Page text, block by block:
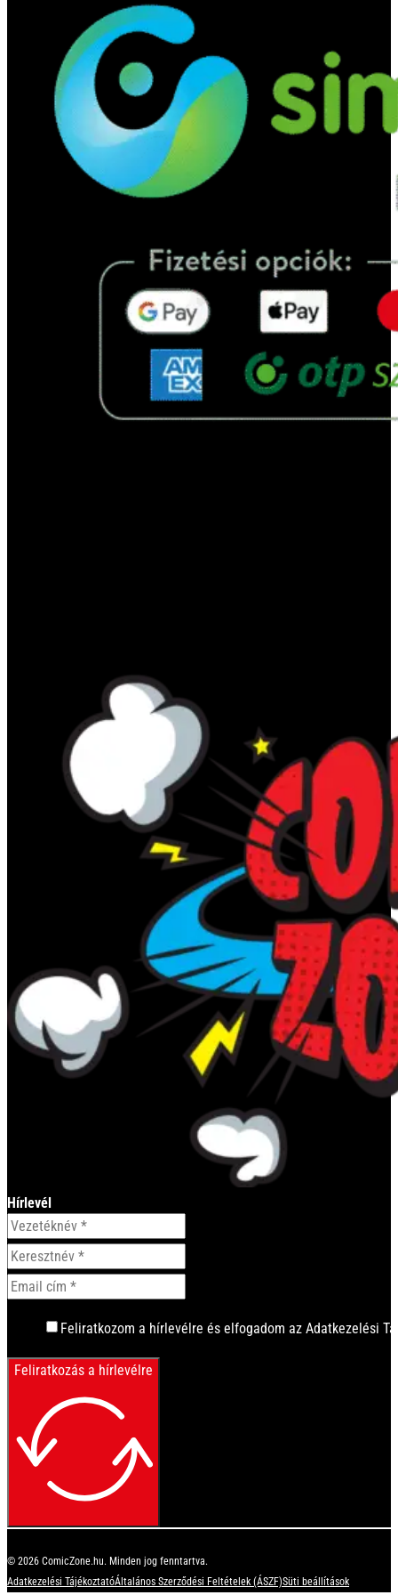
Hírlevél
Feliratkozom a hírlevélre és elfogadom az Adatkezelési
Feliratkozás a hírlevélre
© 2026 ComicZone.hu. Minden jog fenntartva.
Adatkezelési TájékoztatóÁltalános Szerződési Feltételek (ÁSZF)Süti beállítások